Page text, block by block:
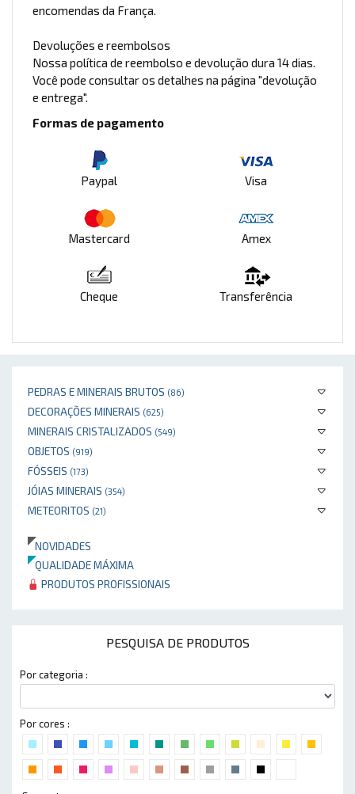
PEDRAS E MINERAIS BRUTOS (86)
DECORAÇÕES MINERAIS (625)
MINERAIS CRISTALIZADOS (549)
OBJETOS (919)
FÓSSEIS (173)
JÓIAS MINERAIS (354)
METEORITOS (21)
NOVIDADES
QUALIDADE MÁXIMA
PRODUTOS PROFISSIONAIS
PESQUISA DE PRODUTOS
Por categoria :
Por cores :
encomendas da França.
Devoluções e reembolsos
Nossa política de reembolso e devolução dura 14 dias.
Você pode consultar os detalhes na página "devolução
e entrega".
Formas de pagamento
Paypal Visa
Mastercard Amex
Cheque Transferência